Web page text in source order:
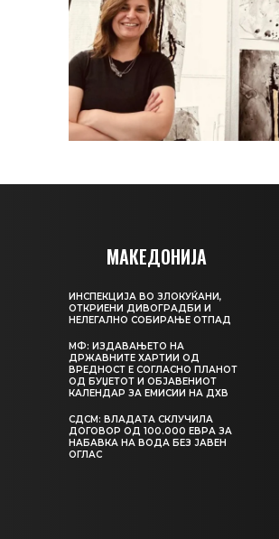
МАКЕДОНИЈА
ИНСПЕКЦИЈА ВО ЗЛОКУЌАНИ,
ОТКРИЕНИ ДИВОГРАДБИ И
НЕЛЕГАЛНО СОБИРАЊЕ ОТПАД
МФ: ИЗДАВАЊЕТО НА
ДРЖАВНИТЕ ХАРТИИ ОД
ВРЕДНОСТ Е СОГЛАСНО ПЛАНОТ
ОД БУЏЕТОТ И ОБЈАВЕНИОТ
КАЛЕНДАР ЗА ЕМИСИИ НА ДХВ
СДСМ: ВЛАДАТА СКЛУЧИЛА
ДОГОВОР ОД 100.000 ЕВРА ЗА
НАБАВКА НА ВОДА БЕЗ ЈАВЕН
ОГЛАС